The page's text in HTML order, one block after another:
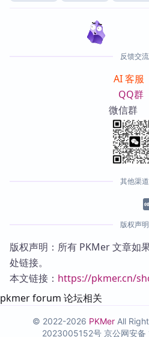
反馈交流
AI 客服
QQ群
微信群
其他渠道
版权声明
版权声明：所有 PKMer 文章如
处链接。
本文链接： https://pkmer.cn/
pkmer forum 论坛相关
© 2022-2026 PKMer All
2023005152号 京公网安